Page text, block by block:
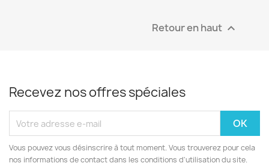
Retour en haut 
Recevez nos offres spéciales
Vous pouvez vous désinscrire à tout moment. Vous trouverez pour cela
nos informations de contact dans les conditions d'utilisation du site.